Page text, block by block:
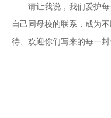
请让我说，我们爱护
自己同母校的联系，成为
待、欢迎你们写来的每一封